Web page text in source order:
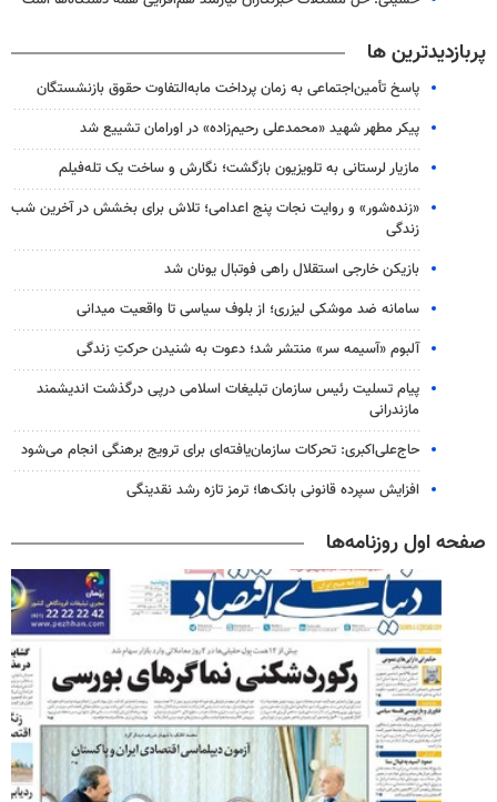
پربازدیدترین ها
پاسخ تأمین‌اجتماعی به زمان پرداخت مابه‌التفاوت حقوق بازنشستگان
پیکر مطهر شهید «محمدعلی رحیم‌زاده» در اورامان تشییع شد
مازیار لرستانی به تلویزیون بازگشت؛ نگارش و ساخت یک تله‌فیلم
«زنده‌شور» و روایت نجات پنج اعدامی؛ تلاش برای بخشش در آخرین شب
زندگی
بازیکن خارجی استقلال راهی فوتبال یونان شد
سامانه ضد موشکی لیزری؛ از بلوف سیاسی تا واقعیت میدانی
آلبوم «آسیمه سر» منتشر شد؛ دعوت به شنیدن حرکتِ زندگی
پیام تسلیت رئیس سازمان تبلیغات اسلامی درپی درگذشت اندیشمند
مازندرانی
حاج‌علی‌اکبری: تحرکات سازمان‌یافته‌ای برای ترویج برهنگی انجام می‌شود
افزایش سپرده قانونی بانک‌ها؛ ترمز تازه رشد نقدینگی
صفحه اول روزنامه‌ها